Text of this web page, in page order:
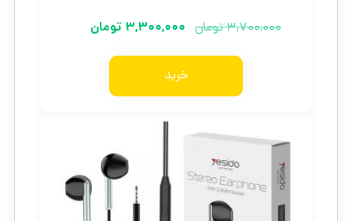
3,700,000تومان 3,300,000 تومان
خرید